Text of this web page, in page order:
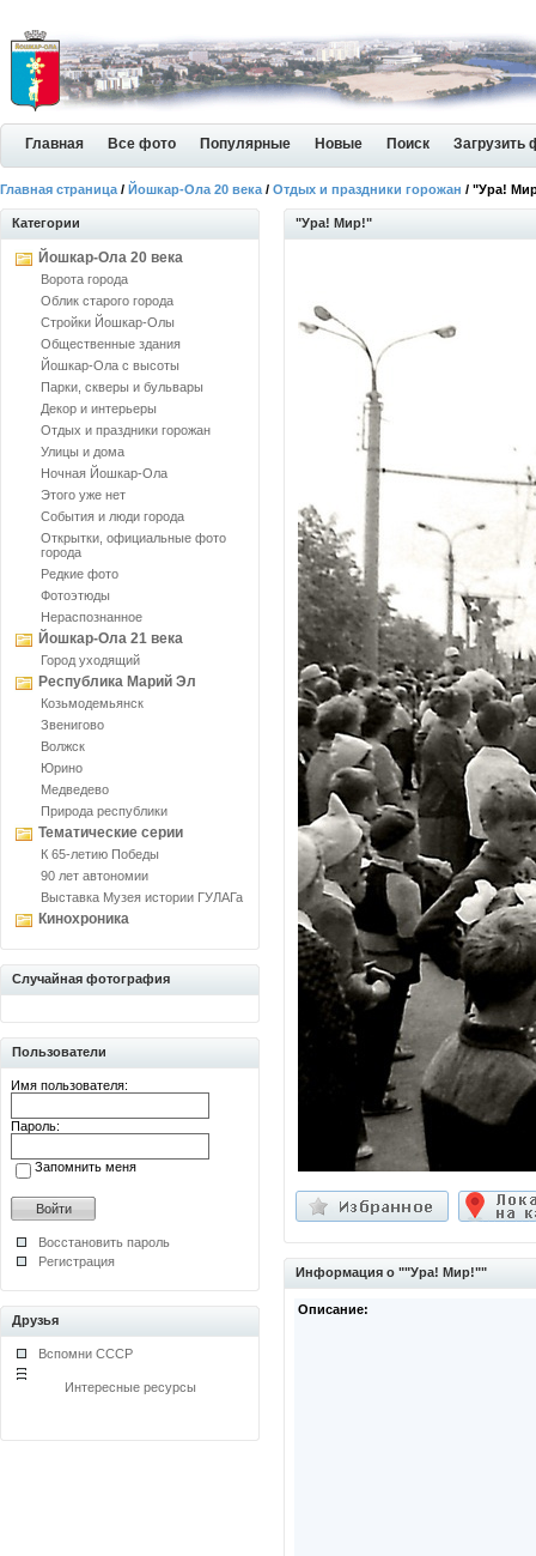
Главная Все фото Популярные Новые Поиск Загрузить
Главная страница / Йошкар-Ола 20 века / Отдых и праздники горожан / "Ура!
Категории
Йошкар-Ола 20 века
Ворота города
Облик старого города
Стройки Йошкар-Олы
Общественные здания
Йошкар-Ола с высоты
Парки, скверы и бульвары
Декор и интерьеры
Отдых и праздники горожан
Улицы и дома
Ночная Йошкар-Ола
Этого уже нет
События и люди города
Открытки, официальные фото
города
Редкие фото
Фотоэтюды
Нераспознанное
Йошкар-Ола 21 века
Город уходящий
Республика Марий Эл
Козьмодемьянск
Звенигово
Волжск
Юрино
Медведево
Природа республики
Тематические серии
К 65-летию Победы
90 лет автономии
Выставка Музея истории ГУЛАГа
Кинохроника
Случайная фотография
Пользователи
Имя пользователя:
Пароль:
Запомнить меня
Восстановить пароль
Регистрация
Друзья
Вспомни СССР
Интересные ресурсы
"Ура! Мир!"
Информация о ""Ура! Мир!""
Описание: